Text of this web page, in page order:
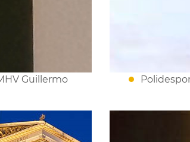
Guillermo